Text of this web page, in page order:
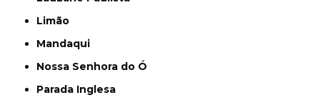
Limão
Mandaqui
Nossa Senhora do Ó
Parada Inglesa